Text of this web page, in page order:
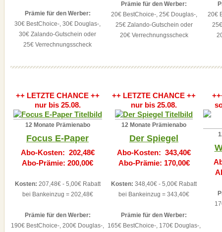
Prämie für den Werber:
30€ BestChoice-, 30€ Douglas-,
30€ Zalando-Gutschein oder
25€ Verrechnungsscheck
Prämie für den Werber:
20€ BestChoice-, 25€ Douglas-,
25€ Zalando-Gutschein oder
20€ Verrechnungsscheck
20€
++ LETZTE CHANCE ++
nur bis 25.08.
12 Monate Prämienabo
Focus E-Paper
Abo-Kosten: 202,48€
Abo-Prämie: 200,00€
Kosten: 207,48€ - 5,00€ Rabatt
bei Bankeinzug = 202,48€
Prämie für den Werber:
190€ BestChoice-, 200€ Douglas-,
++ LETZTE CHANCE ++
nur bis 25.08.
12 Monate Prämienabo
Der Spiegel
Abo-Kosten: 343,40€
Abo-Prämie: 170,00€
Kosten: 348,40€ - 5,00€ Rabatt
bei Bankeinzug = 343,40€
Prämie für den Werber:
165€ BestChoice-, 170€ Douglas-,